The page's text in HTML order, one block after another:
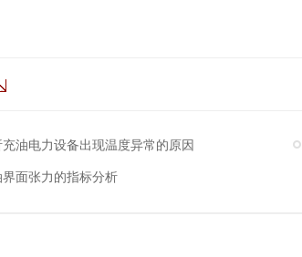
油电力设备出现温度异常的原因
面张力的指标分析